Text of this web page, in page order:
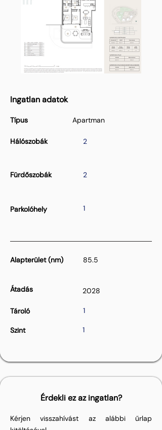
Ingatlan adatok
Típus
Hálószobák
Apartman
2
Fürdőszobák 2
Parkolóhely 1
Alapterület (nm) 85.5
Átadás 2028
Tároló 1
Szint 1
Érdekli ez az ingatlan?
Kérjen visszahívást az alábbi űrlap